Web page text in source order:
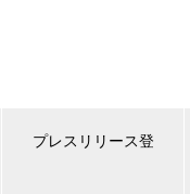
プレスリリース登